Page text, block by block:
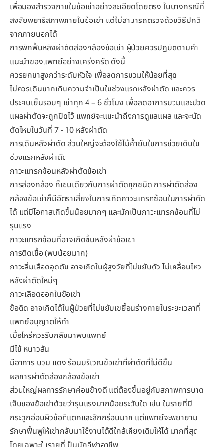
เพื่อมองสำรวจภายในข้อเข่าอย่างละเอียดโดยตรง ในบางกรณีที่
สงสัยพยาธิสภาพภายในข้อเข่า แต่ไม่สามารถตรวจด้วยวิธีปกติ
จากภายนอกได้
การพักฟื้นหลังผ่าตัดส่องกล้องข้อเข่า ผู้ป่วยควรปฏิบัติตามคำ
แนะนำของแพทย์อย่างเคร่งครัด ดังนี้
ควรยกขาสูงกว่าระดับหัวใจ เพื่อลดการบวมให้น้อยที่สุด
ไม่ควรเดินมากเกินความจำเป็นในช่วงแรกหลังผ่าตัด และควร
ประคบเย็นรอบๆ เข่าทุก 4 – 6 ชั่วโมง เพื่อลดอาการบวมและปวด
แผลผ่าตัดจะถูกปิดไว้ แพทย์จะแนะนำถึงการดูแลแผล และจะนัด
ตัดไหมในวันที่ 7 - 10 หลังผ่าตัด
การเดินหลังผ่าตัด ส่วนใหญ่จะต้องใช้ไม้ค้ำยันในการช่วยเดินใน
ช่วงแรกหลังผ่าตัด
ภาวะแทรกซ้อนหลังผ่าตัดข้อเข่า
การส่องกล้อง ก็เช่นเดียวกับการผ่าตัดทุกชนิด การผ่าตัดส่อง
กล้องข้อเข่าก็มีอัตราเสี่ยงในการเกิดภาวะแทรกซ้อนในการผ่าตัด
ได้ แต่มีโอกาสเกิดขึ้นน้อยมากๆ และมักเป็นภาวะแทรกซ้อนที่ไม่
รุนแรง
ภาวะแทรกซ้อนที่อาจเกิดขึ้นหลังผ่าข้อเข่า
การติดเชื้อ (พบน้อยมาก)
ภาวะลิ่มเลือดอุดตัน อาจเกิดในผู้สูงวัยที่ไม่ขยับตัว ไม่เคลื่อนไหว
หลังผ่าตัดใหม่ๆ
ภาวะเลือดออกในข้อเข่า
ข้อติด อาจเกิดได้ในผู้ป่วยที่ไม่ขยับเขยื้อนร่างกายในระยะเวลาที่
แพทย์อนุญาตให้ทำ
เมื่อไหร่ควรรีบกลับมาพบแพทย์
มีไข้ หนาวสั่น
มีอาการ บวม แดง ร้อนบริเวณข้อเข่าที่ผ่าตัดที่ไม่ดีขึ้น
ผลการผ่าตัดส่องกล้องข้อเข่า
ส่วนใหญ่ผลการรักษาค่อนข้างดี แต่ต้องขึ้นอยู่กับสภาพการบาด
เจ็บของข้อเข่าด้วยว่ารุนแรงมากน้อยระดับใด เช่น ในรายที่มี
กระดูกอ่อนผิวข้อที่แตกและสึกกร่อนมาก แต่แพทย์จะพยายาม
รักษาฟื้นฟูให้เข่ากลับมาใช้งานได้ดีใกล้เคียงเดิมให้ได้ มากที่สุด